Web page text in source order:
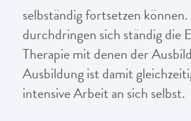
selbständig fortsetzen
durchdringen sich ständig die
Therapie mit denen der
Ausbildung ist damit
intensive Arbeit an sich selbst.